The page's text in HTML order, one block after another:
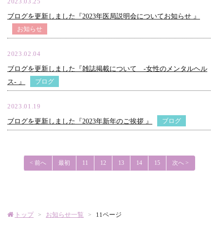
産
婦
人
科
ロ
ゴ
ブログを更新しました『2023年医局説明会についてお知らせ 』
お知らせ
2023.02.04
ブログを更新しました『雑誌掲載について -女性のメンタルヘル
ス- 』
ブログ
2023.01.19
ブログを更新しました『2023年新年のご挨拶 』 ブログ
< 前へ 最初 11 12 13 14 15 次へ >
トップ お知らせ一覧 11ページ